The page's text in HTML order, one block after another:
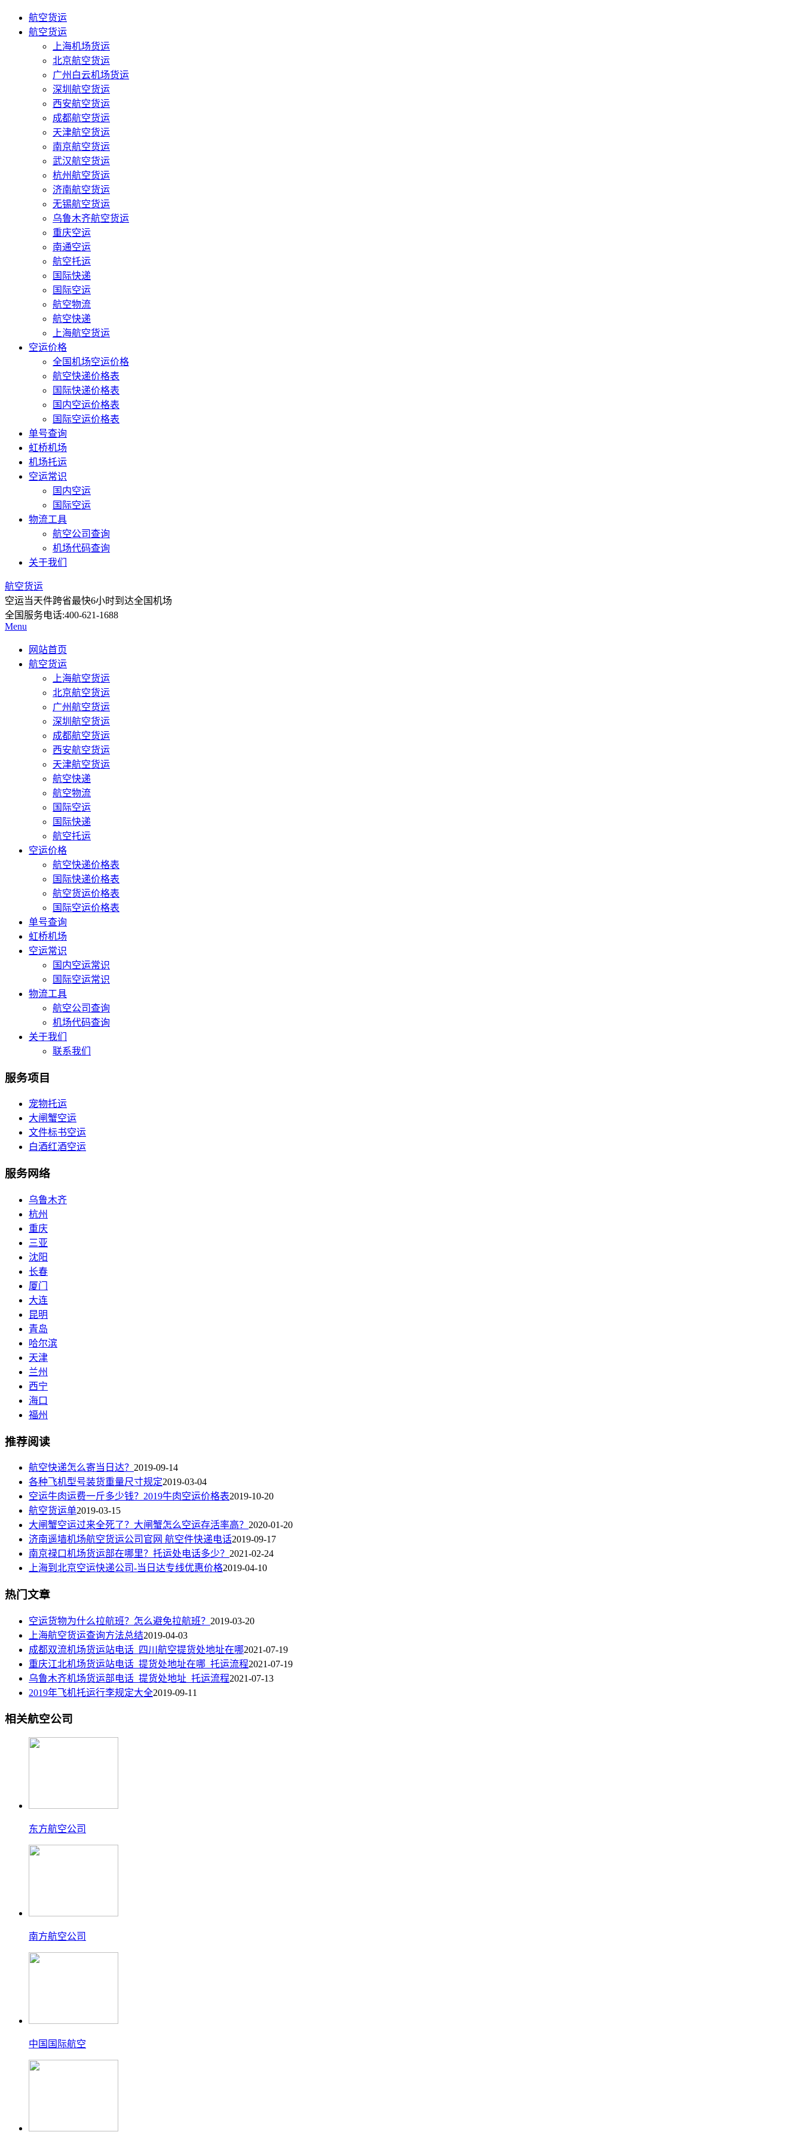
航空货运
航空货运
上海机场货运
北京航空货运
广州白云机场货运
深圳航空货运
西安航空货运
成都航空货运
天津航空货运
南京航空货运
武汉航空货运
杭州航空货运
济南航空货运
无锡航空货运
乌鲁木齐航空货运
重庆空运
南通空运
航空托运
国际快递
国际空运
航空物流
航空快递
上海航空货运
空运价格
全国机场空运价格
航空快递价格表
国际快递价格表
国内空运价格表
国际空运价格表
单号查询
虹桥机场
机场托运
空运常识
国内空运
国际空运
物流工具
航空公司查询
机场代码查询
关于我们
航空货运
空运当天件跨省最快6小时到达全国机场
全国服务电话:400-621-1688
Menu
网站首页
航空货运
上海航空货运
北京航空货运
广州航空货运
深圳航空货运
成都航空货运
西安航空货运
天津航空货运
航空快递
航空物流
国际空运
国际快递
航空托运
空运价格
航空快递价格表
国际快递价格表
航空货运价格表
国际空运价格表
单号查询
虹桥机场
空运常识
国内空运常识
国际空运常识
物流工具
航空公司查询
机场代码查询
关于我们
联系我们
服务项目
宠物托运
大闸蟹空运
文件标书空运
白酒红酒空运
服务网络
乌鲁木齐
杭州
重庆
三亚
沈阳
长春
厦门
大连
昆明
青岛
哈尔滨
天津
兰州
西宁
海口
福州
推荐阅读
航空快递怎么寄当日达？ 2019-09-14
各种飞机型号装货重量尺寸规定2019-03-04
空运牛肉运费一斤多少钱？2019牛肉空运价格表2019-10-20
航空货运单2019-03-15
大闸蟹空运过来全死了？大闸蟹怎么空运存活率高？ 2020-01-20
济南遥墙机场航空货运公司官网 航空件快递电话2019-09-17
南京禄口机场货运部在哪里？托运处电话多少？ 2021-02-24
上海到北京空运快递公司-当日达专线优惠价格2019-04-10
热门文章
空运货物为什么拉航班？怎么避免拉航班？ 2019-03-20
上海航空货运查询方法总结2019-04-03
成都双流机场货运站电话_四川航空提货处地址在哪2021-07-19
重庆江北机场货运站电话_提货处地址在哪_托运流程2021-07-19
乌鲁木齐机场货运部电话_提货处地址_托运流程2021-07-13
2019年飞机托运行李规定大全2019-09-11
相关航空公司
东方航空公司
南方航空公司
中国国际航空